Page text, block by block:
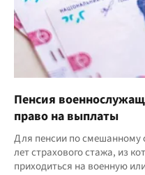
Пенсия
право на выплаты
Для пенсии по смешанному
лет страхового стажа, из
приходиться на военную